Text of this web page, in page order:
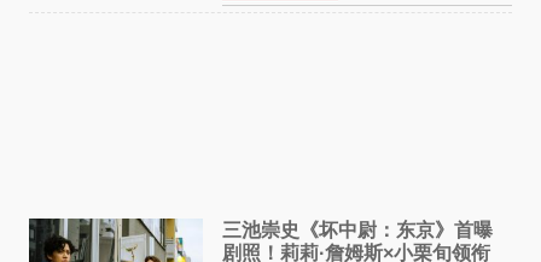
后，暌违12年再度担
三池崇史《坏中尉：东京》首曝
剧照！莉莉·詹姆斯×小栗旬领衔